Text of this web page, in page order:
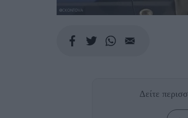
@CKONTOVA
Δείτε